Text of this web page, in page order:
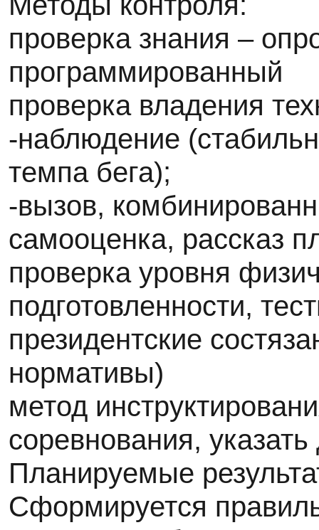
проверка знания –
программированный
проверка владения
-наблюдение
темпа бега);
-вызов,
самооценка, рассказ
проверка уровня
подготовленности,
президентские
нормативы)
метод
соревнования,
Планируемые
Сформируется